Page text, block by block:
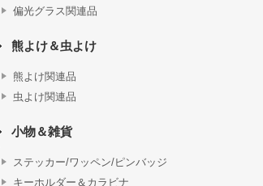
偏光グラス関連品
熊よけ＆虫よけ
熊よけ関連品
虫よけ関連品
小物＆雑貨
ステッカー/ワッペン/ピンバッジ
キーホルダー＆カラビナ